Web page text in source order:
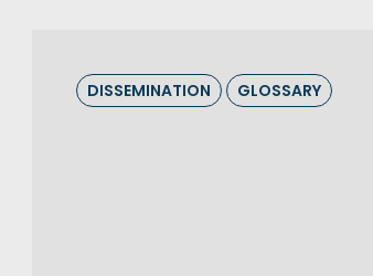
DISSEMINATION GLOSSARY